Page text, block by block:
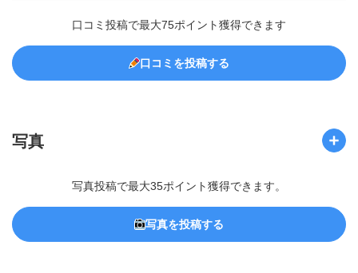
口コミ投稿で最大75ポイント獲得できます
口コミを投稿する
写真
写真投稿で最大35ポイント獲得できます。
写真を投稿する